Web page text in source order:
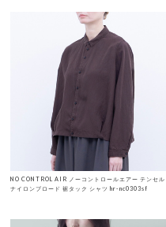
NO CONTROL AIR ノーコントロールエアー テンセル
ナイロンブロード 裾タック シャツ hr-nc0303sf